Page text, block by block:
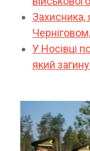
Захисника,
У Носівці
який